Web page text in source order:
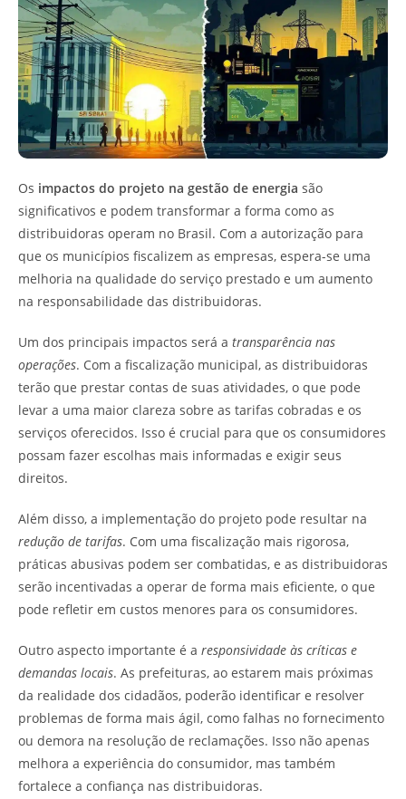
Os impactos do projeto na gestão de energia são
significativos e podem transformar a forma como as
distribuidoras operam no Brasil. Com a autorização para
que os municípios fiscalizem as empresas, espera-se uma
melhoria na qualidade do serviço prestado e um aumento
na responsabilidade das distribuidoras.
Um dos principais impactos será a transparência nas
operações. Com a fiscalização municipal, as distribuidoras
terão que prestar contas de suas atividades, o que pode
levar a uma maior clareza sobre as tarifas cobradas e os
serviços oferecidos. Isso é crucial para que os consumidores
possam fazer escolhas mais informadas e exigir seus
direitos.
Além disso, a implementação do projeto pode resultar na
redução de tarifas. Com uma fiscalização mais rigorosa,
práticas abusivas podem ser combatidas, e as distribuidoras
serão incentivadas a operar de forma mais eficiente, o que
pode refletir em custos menores para os consumidores.
Outro aspecto importante é a responsividade às críticas e
demandas locais. As prefeituras, ao estarem mais próximas
da realidade dos cidadãos, poderão identificar e resolver
problemas de forma mais ágil, como falhas no fornecimento
ou demora na resolução de reclamações. Isso não apenas
melhora a experiência do consumidor, mas também
fortalece a confiança nas distribuidoras.